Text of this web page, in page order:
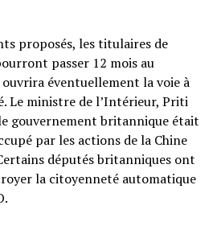
proposés, les titulaires de
passer 12 mois au
ouvrira éventuellement la voie à
Le ministre de l’Intérieur, Priti
gouvernement britannique était
par les actions de la Chine
députés britanniques ont
la citoyenneté automatique